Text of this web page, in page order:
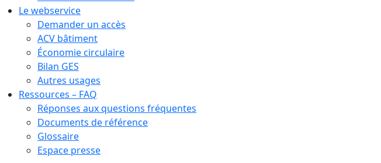
Le webservice
Demander un accès
ACV bâtiment
Économie circulaire
Bilan GES
Autres usages
Ressources – FAQ
Réponses aux questions fréquentes
Documents de référence
Glossaire
Espace presse